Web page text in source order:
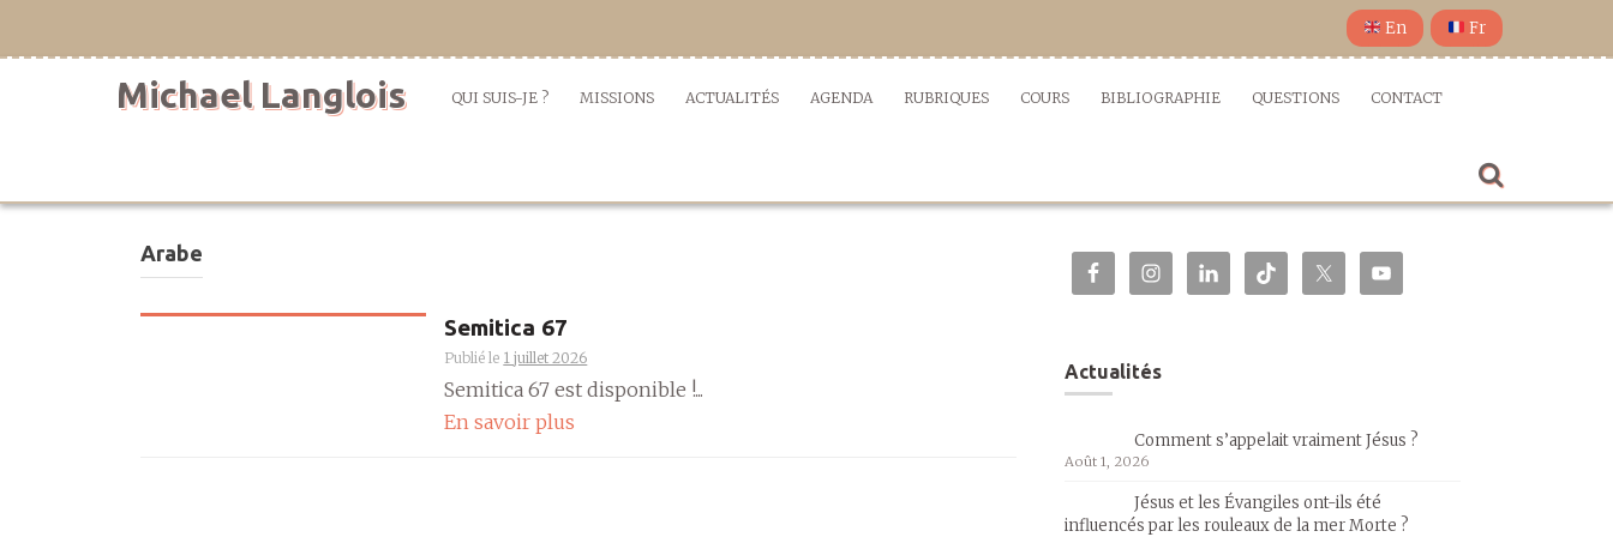
En Fr
Michael Langlois QUI SUIS-JE ? MISSIONS ACTUALITÉS AGENDA RUBRIQUES COURS BIBLIOGRAPHIE QUESTIONS CONTACT
Arabe
Semitica 67
Publié le 1 juillet 2026
Semitica 67 est disponible !...
En savoir plus
Actualités
Comment s’appelait vraiment Jésus ?
Août 1, 2026
Jésus et les Évangiles ont-ils été
influencés par les rouleaux de la mer Morte ?